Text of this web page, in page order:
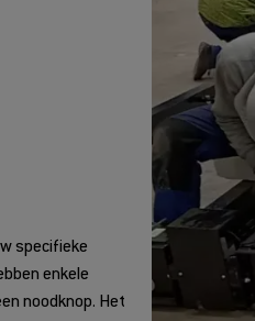
specifieke
enkele
noodknop. Het